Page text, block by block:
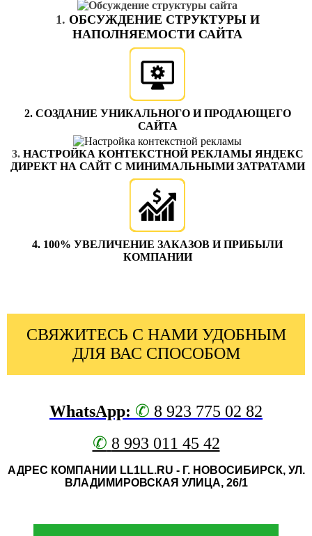
1. ОБСУЖДЕНИЕ СТРУКТУРЫ И
НАПОЛНЯЕМОСТИ САЙТА
2. СОЗДАНИЕ УНИКАЛЬНОГО И ПРОДАЮЩЕГО
САЙТА
3. НАСТРОЙКА КОНТЕКСТНОЙ РЕКЛАМЫ ЯНДЕКС
ДИРЕКТ НА САЙТ C МИНИМАЛЬНЫМИ ЗАТРАТАМИ
4. 100% УВЕЛИЧЕНИЕ ЗАКАЗОВ И ПРИБЫЛИ
КОМПАНИИ
СВЯЖИТЕСЬ С НАМИ УДОБНЫМ
ДЛЯ ВАС СПОСОБОМ
WhatsApp: ✆ 8 923 775 02 82
✆ 8 993 011 45 42
АДРЕС КОМПАНИИ LL1LL.RU - Г. НОВОСИБИРСК, УЛ.
ВЛАДИМИРОВСКАЯ УЛИЦА, 26/1